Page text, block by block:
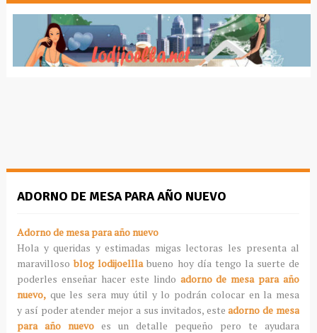
ADORNO DE MESA PARA AÑO NUEVO
Adorno de mesa para año nuevo
Hola y queridas y estimadas migas lectoras les presenta al
maravillosoblog lodijoelllabueno hoy día tengo la suerte de
poderles enseñar hacer este lindo adorno de mesa para año
nuevo,que les sera muy útil y lo podrán colocar en la mesa
y así poder atender mejor a sus invitados, esteadorno de mesa
para año nuevo es un detalle pequeño pero te ayudara